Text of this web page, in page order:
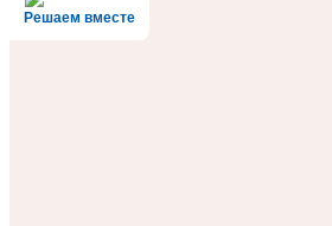
Решаем вместе